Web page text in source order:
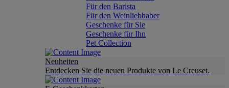
Für den Barista
Für den Weinliebhaber
Geschenke für Sie
Geschenke für Ihn
Pet Collection
Neuheiten
Entdecken Sie die neuen Produkte von Le Creuset.